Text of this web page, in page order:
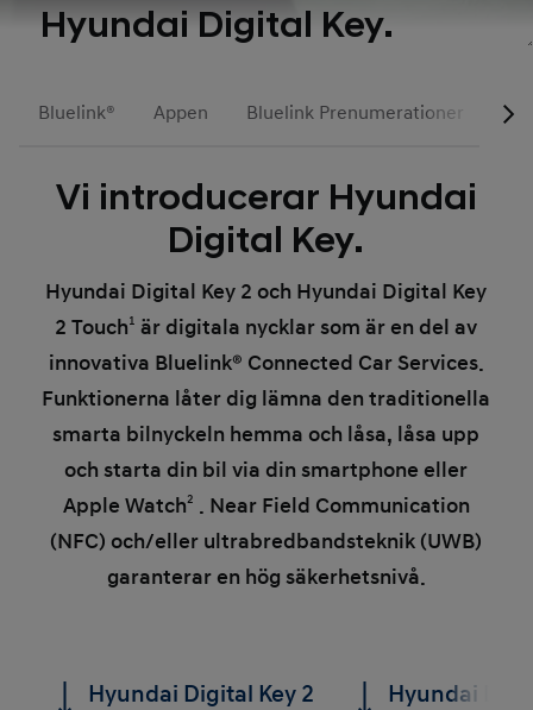
Hyundai Digital Key.
Bluelink® Appen Bluelink Prenumerationer
Vi introducerar Hyundai
Digital Key.
Hyundai Digital Key 2 och Hyundai Digital Key
2 Touch1 är digitala nycklar som är en del av
innovativa Bluelink® Connected Car Services.
Funktionerna låter dig lämna den traditionella
smarta bilnyckeln hemma och låsa, låsa upp
och starta din bil via din smartphone eller
Apple Watch2 . Near Field Communication
(NFC) och/eller ultrabredbandsteknik (UWB)
garanterar en hög säkerhetsnivå.
Hyundai Digital Key 2 Hyundai